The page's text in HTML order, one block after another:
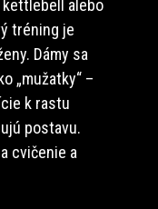
alebo
tréning je
Dámy sa
„mužatky“ –
k rastu
postavu.
cvičenie a